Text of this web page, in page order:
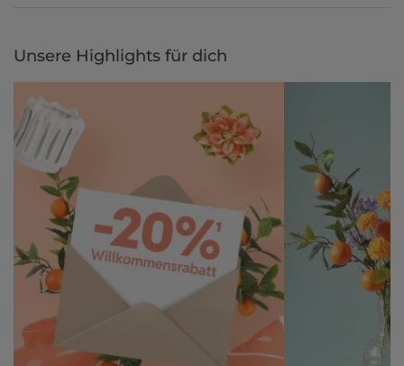
Unsere Highlights für dich